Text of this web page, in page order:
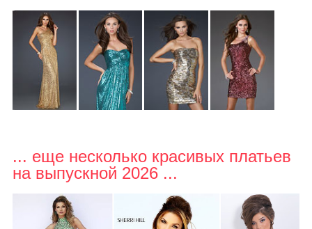
... еще несколько красивых платьев
на выпускной 2026 ...